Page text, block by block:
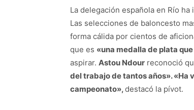
La delegación española en Río
Las selecciones de baloncesto
forma cálida por cientos de
que es «una medalla de plata
aspirar. Astou Ndour reconoció
del trabajo de tantos años». «Ha
campeonato»,destacó la pívot.